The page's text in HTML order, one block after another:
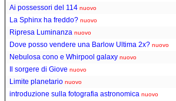
Ai possessori del 114 nuovo
La Sphinx ha freddo? nuovo
Ripresa Luminanza nuovo
Dove posso vendere una Barlow Ultima 2x? nuovo
Nebulosa cono e Whirpool galaxy nuovo
Il sorgere di Giove nuovo
Limite planetario nuovo
introduzione sulla fotografia astronomica nuovo